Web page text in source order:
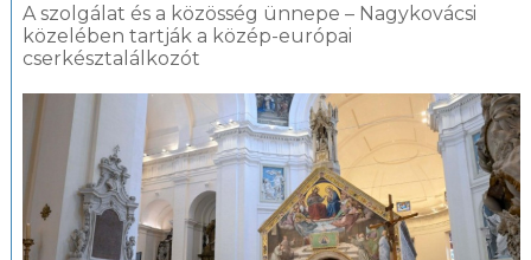
A szolgálat és a közösség ünnepe – Nagykovácsi
közelében tartják a közép-európai
cserkésztalálkozót